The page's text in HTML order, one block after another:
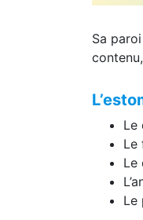
Sa
Le
Le
Le
Le